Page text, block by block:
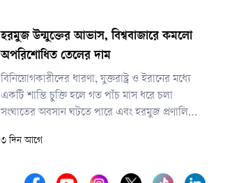
হরমুজ উন্মুক্তের আভাস, বিশ্ববাজারে কমলো
অপরিশোধিত তেলের দাম
বিনিয়োগকারীদের ধারণা, যুক্তরাষ্ট্র ও ইরানের মধ্যে
একটি শান্তি চুক্তি হলে গত পাঁচ মাস ধরে চলা
সংঘাতের অবসান ঘটতে পারে এবং হরমুজ প্রণালি
৩ দিন আগে